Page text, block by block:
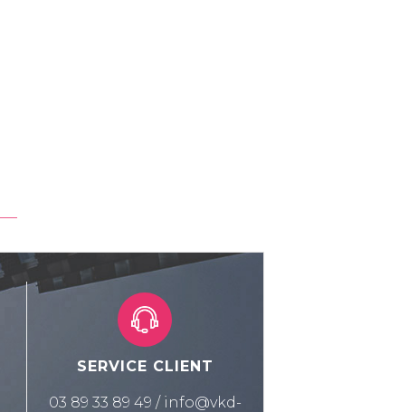
SERVICE CLIENT
03 89 33 89 49 / info@vkd-